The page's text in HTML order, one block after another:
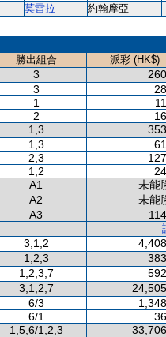
莫雷拉
約翰摩亞
勝出組合
派彩 (HK$)
3
3
1
2
1,3
1,3
2,3
1,2
A1
未能
A2
未能
A3
3,1,2
1,2,3
1,2,3,7
3,1,2,7
6/3
6/1
1,5,6/1,2,3